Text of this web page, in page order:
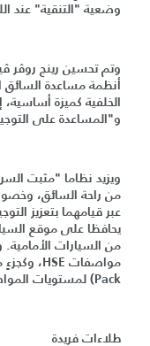
وضعية "التنقية" عند
وتم تحسين رينج روڤر
الخلفية كميزة
و"المساعدة على
ويزيد نظاما "مثبت
من راحة السائق،
عبر قيامهما بتعزيز
يحافظا على موقع
من السيارات
Pack) لمستويات المواصفات الأخرى.
طلاءات فريدة